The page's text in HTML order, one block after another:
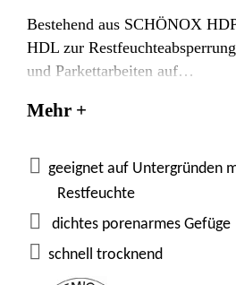
Bestehend aus SCHÖNOX
HDL zur
und Parkettarbeiten auf
Untergründen.
schnelle und sichere Lösung
erhöhter Restfeuchte im
Mehr +
geeignet auf Untergründen
Restfeuchte
dichtes porenarmes Gefüge
schnell trocknend